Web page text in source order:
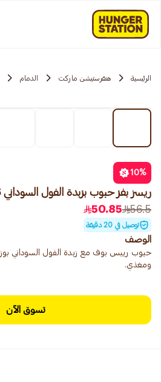
الرئيسية هنقرستيشن ماركت الدمام
10%
ريسز بفز حبوب بزبدة الفول السوداني 326جرام
56.5
50.85
توصيل في 20 دقيقة
الوصف
ومغذي.
تسوق الآن